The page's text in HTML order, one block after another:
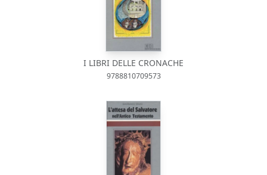
I LIBRI DELLE CRONACHE
9788810709573